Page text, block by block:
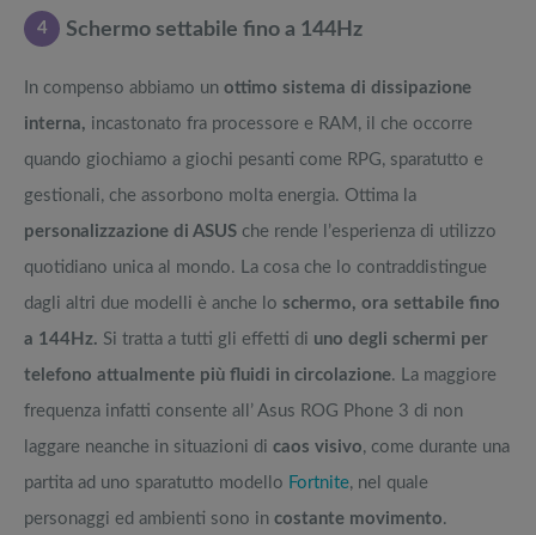
4 Schermo settabile fino a 144Hz
In compenso abbiamo un ottimo sistema di dissipazione
interna, incastonato fra processore e RAM, il che occorre
quando giochiamo a giochi pesanti come RPG, sparatutto e
gestionali, che assorbono molta energia. Ottima la
personalizzazione di ASUS che rende l’esperienza di utilizzo
quotidiano unica al mondo. La cosa che lo contraddistingue
dagli altri due modelli è anche lo schermo, ora settabile fino
a 144Hz. Si tratta a tutti gli effetti di uno degli schermi per
telefono attualmente più fluidi in circolazione. La maggiore
frequenza infatti consente all’ Asus ROG Phone 3 di non
laggare neanche in situazioni di caos visivo, come durante una
partita ad uno sparatutto modello Fortnite, nel quale
personaggi ed ambienti sono in costante movimento.